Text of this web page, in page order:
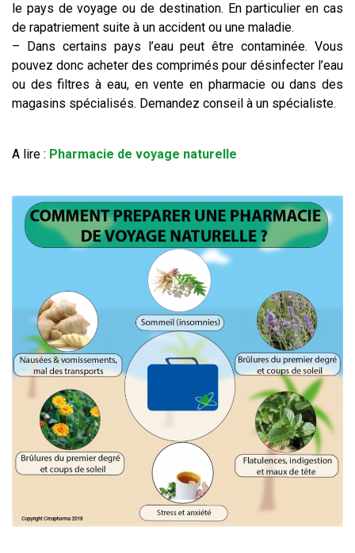
le pays de voyage ou de destination. En particulier en cas
de rapatriement suite à un accident ou une maladie.
– Dans certains pays l’eau peut être contaminée. Vous
pouvez donc acheter des comprimés pour désinfecter l’eau
ou des filtres à eau, en vente en pharmacie ou dans des
magasins spécialisés. Demandez conseil à un spécialiste.
A lire : Pharmacie de voyage naturelle